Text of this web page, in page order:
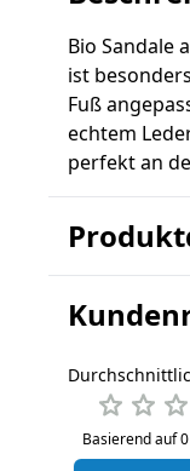
Bio Sandale
ist
Fuß
echtem
perfekt an
Basierend auf